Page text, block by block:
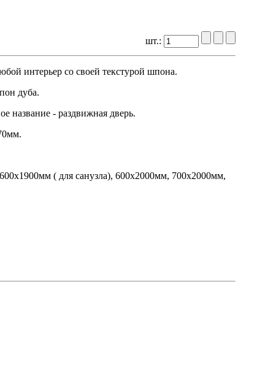
шт.:
интерьер со своей текстурой шпона.
дуба.
название - раздвижная дверь.
.
600х1900мм ( для санузла), 600х2000мм, 700х2000мм,